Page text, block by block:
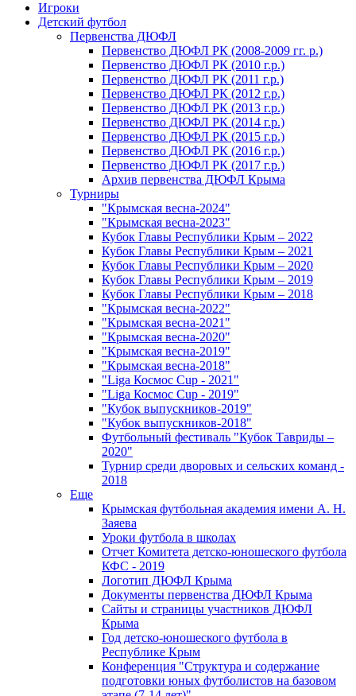
Игроки
Детский футбол
Первенства ДЮФЛ
Первенство ДЮФЛ РК (2008-2009 гг. р.)
Первенство ДЮФЛ РК (2010 г.р.)
Первенство ДЮФЛ РК (2011 г.р.)
Первенство ДЮФЛ РК (2012 г.р.)
Первенство ДЮФЛ РК (2013 г.р.)
Первенство ДЮФЛ РК (2014 г.р.)
Первенство ДЮФЛ РК (2015 г.р.)
Первенство ДЮФЛ РК (2016 г.р.)
Первенство ДЮФЛ РК (2017 г.р.)
Архив первенства ДЮФЛ Крыма
Турниры
"Крымская весна-2024"
"Крымская весна-2023"
Кубок Главы Республики Крым – 2022
Кубок Главы Республики Крым – 2021
Кубок Главы Республики Крым – 2020
Кубок Главы Республики Крым – 2019
Кубок Главы Республики Крым – 2018
"Крымская весна-2022"
"Крымская весна-2021"
"Крымская весна-2020"
"Крымская весна-2019"
"Крымская весна-2018"
"Liga Космос Cup - 2021"
"Liga Космос Cup - 2019"
"Кубок выпускников-2019"
"Кубок выпускников-2018"
Футбольный фестиваль "Кубок Тавриды –
2020"
Турнир среди дворовых и сельских команд -
2018
Еще
Крымская футбольная академия имени А. Н.
Заяева
Уроки футбола в школах
Отчет Комитета детско-юношеского футбола
КФС - 2019
Логотип ДЮФЛ Крыма
Документы первенства ДЮФЛ Крыма
Сайты и страницы участников ДЮФЛ
Крыма
Год детско-юношеского футбола в
Республике Крым
Конференция "Структура и содержание
подготовки юных футболистов на базовом